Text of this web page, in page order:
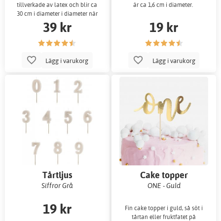
tillverkade av latex och blir ca
30 cm i diameter i diameter när
de ä
39 kr
Lägg i varukorg
är ca 1,6 cm i diameter.
19 kr
Lägg i varukorg
Tårtljus
Siffror Grå
19 kr
Cake topper
ONE - Guld
Fin cake topper i guld, så söt i
tårtan eller fruktfatet på